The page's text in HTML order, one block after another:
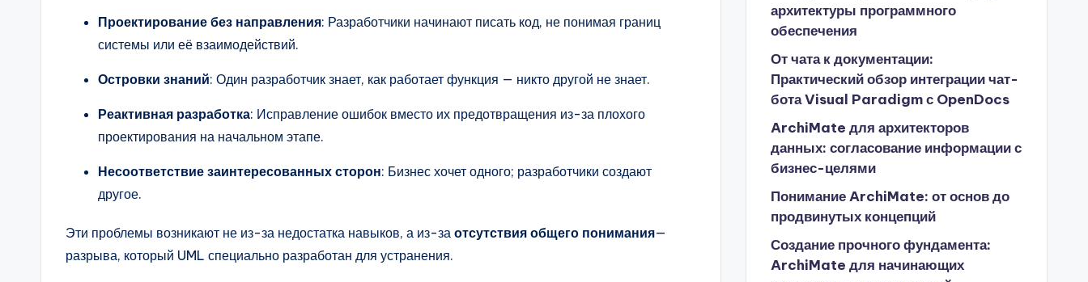
Проектирование без направления: Разработчики начинают писать код, не понимая границ
системы или её взаимодействий.
Островки знаний: Один разработчик знает, как работает функция — никто другой не знает.
Реактивная разработка: Исправление ошибок вместо их предотвращения из-за плохого
проектирования на начальном этапе.
Несоответствие заинтересованных сторон: Бизнес хочет одного; разработчики создают
другое.
Эти проблемы возникают не из-за недостатка навыков, а из-за отсутствия общего понимания—
разрыва, который UML специально разработан для устранения.
архитектуры программного
обеспечения
От чата к документации:
Практический обзор интеграции чат-
бота Visual Paradigm с OpenDocs
ArchiMate для архитекторов
данных: согласование информации с
бизнес-целями
Понимание ArchiMate: от основ до
продвинутых концепций
Создание прочного фундамента:
ArchiMate для начинающих